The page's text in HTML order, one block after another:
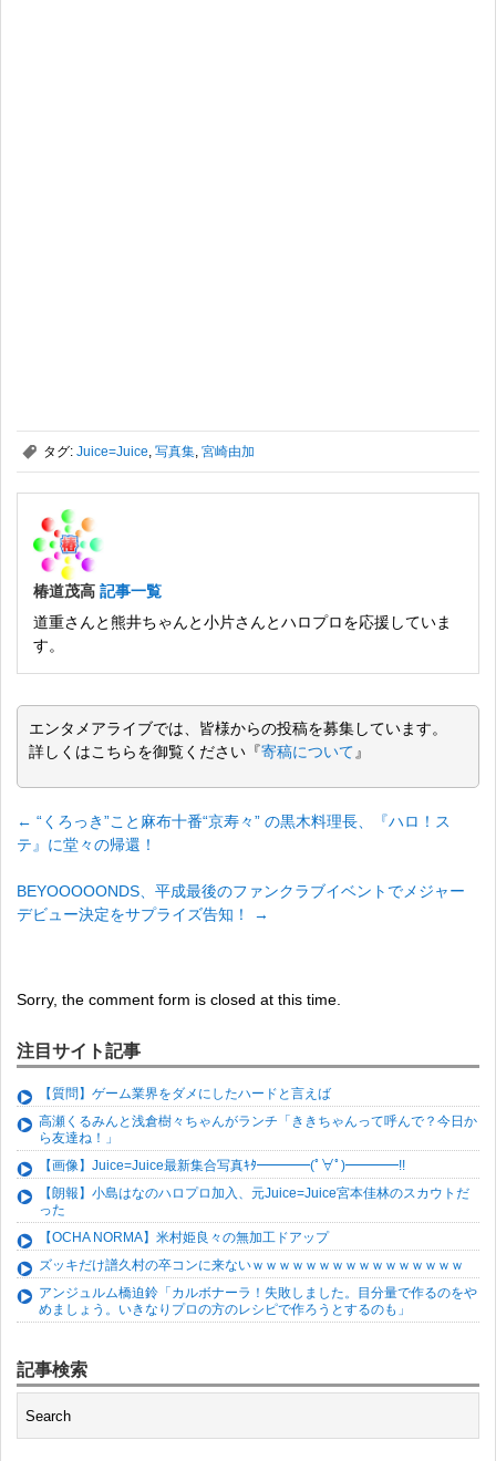
, タグ: Juice=Juice, 写真集, 宮崎由加
椿道茂高 記事一覧
道重さんと熊井ちゃんと小片さんとハロプロを応援していま
す。
エンタメアライブでは、皆様からの投稿を募集しています。
詳しくはこちらを御覧ください『寄稿について 』
← “くろっき”こと麻布十番“京寿々” の黒木料理長、『ハロ！ス
テ』に堂々の帰還！
BEYOOOOONDS、平成最後のファンクラブイベントでメジャー
デビュー決定をサプライズ告知！
→
Sorry, the comment form is closed at this time.
注目サイト記事
【質問】ゲーム業界をダメにしたハードと言えば
高瀬くるみんと浅倉樹々ちゃんがランチ「ききちゃんって呼んで？今日か
ら友達ね！」
【画像】Juice=Juice最新集合写真ｷﾀ━━━━(ﾟ∀ﾟ)━━━━!!
【朗報】小島はなのハロプロ加入、元Juice=Juice宮本佳林のスカウトだ
った
【OCHA NORMA】米村姫良々の無加工ドアップ
ズッキだけ譜久村の卒コンに来ないｗｗｗｗｗｗｗｗｗｗｗｗｗｗｗｗ
アンジュルム橋迫鈴「カルボナーラ！失敗しました。目分量で作るのをや
めましょう。いきなりプロの方のレシピで作ろうとするのも」
記事検索